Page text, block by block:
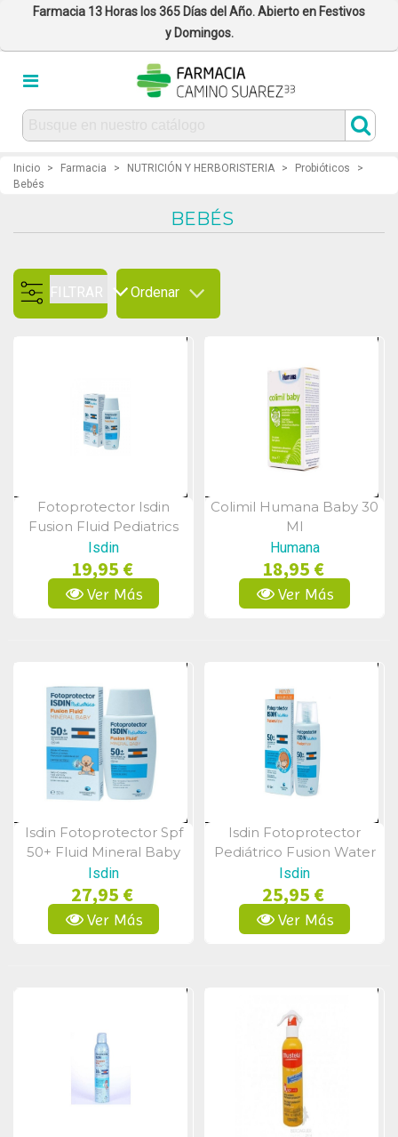
Farmacia 13 Horas los 365 Días del Año. Abierto en Festivos
y Domingos.
Inicio > Farmacia > NUTRICIÓN Y HERBORISTERIA > Probióticos
>
Bebés
BEBÉS
FILTRAR Ordenar
Vista Rápida
Fotoprotector Isdin
Fusion Fluid Pediatrics
Spf 50+ 50ml
Isdin
19,95 €
Ver Más
Vista Rápida
Colimil Humana Baby 30
Ml
Humana
18,95 €
Ver Más
Vista Rápida
Isdin Fotoprotector Spf
50+ Fluid Mineral Baby
50 Ml
Isdin
27,95 €
Ver Más
Vista Rápida
Isdin Fotoprotector
Pediátrico Fusion Water
50+spf 50ml
Isdin
25,95 €
Ver Más